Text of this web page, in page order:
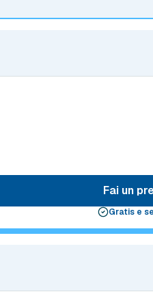
Fai un
Gratis e